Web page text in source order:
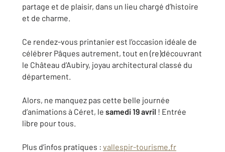
partage et de plaisir, dans un lieu chargé d’histoire
et de charme.
Ce rendez-vous printanier est l’occasion idéale de
célébrer Pâques autrement, tout en (re)découvrant
le Château d’Aubiry, joyau architectural classé du
département.
Alors, ne manquez pas cette belle journée
d’animations à Céret, le samedi 19 avril ! Entrée
libre pour tous.
Plus d’infos pratiques : vallespir-tourisme.fr